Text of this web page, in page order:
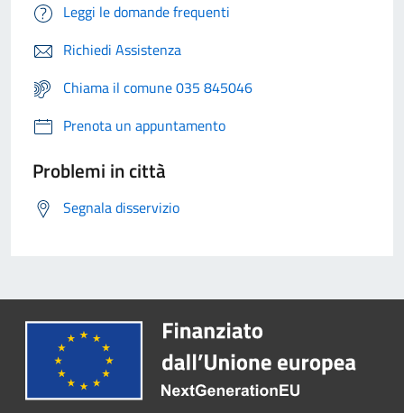
Leggi le domande frequenti
Richiedi Assistenza
Chiama il comune 035 845046
Prenota un appuntamento
Problemi in città
Segnala disservizio